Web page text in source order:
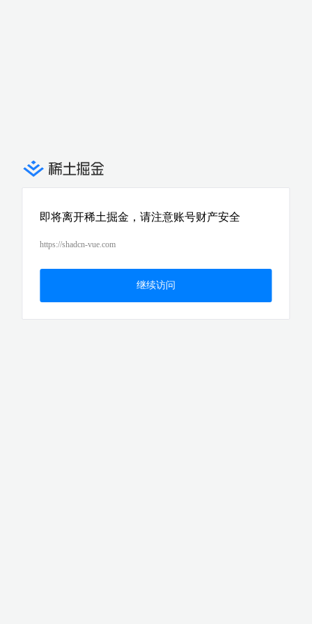
即将离开稀土掘金，请注意账号财产安全
https://shadcn-vue.com
继续访问